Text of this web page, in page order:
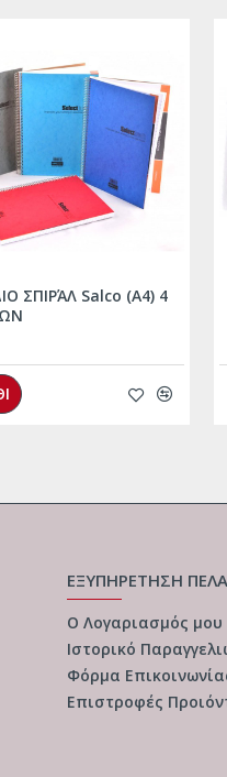
ΣΠΙΡΆΛ Salco (Α4) 4
ΕΞΥΠΗΡΕΤΗΣΗ
Ο Λογαριασμός μου
Ιστορικό
Φόρμα
Επιστροφές